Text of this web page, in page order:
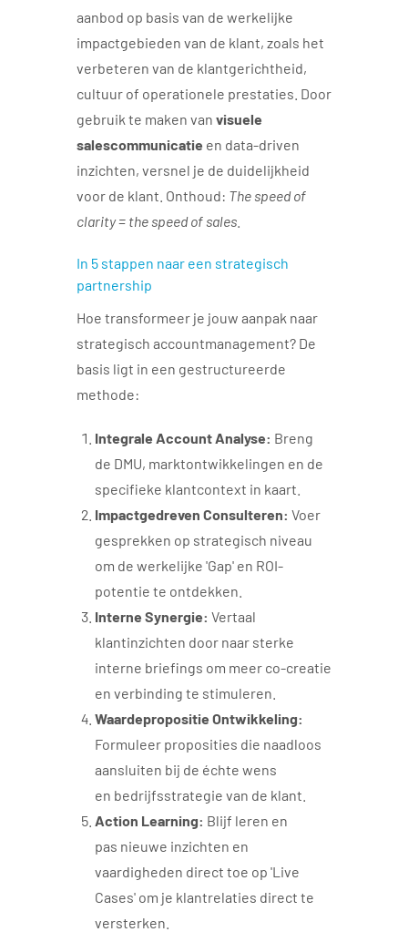
aanbod op basis van de werkelijke
impactgebieden van de klant, zoals het
verbeteren van de klantgerichtheid,
cultuur of operationele prestaties. Door
gebruik te maken van visuele
salescommunicatie en data-driven
inzichten, versnel je de duidelijkheid
voor de klant. Onthoud: The speed of
clarity = the speed of sales
In 5 stappen naar een strategisch
partnership
Hoe transformeer je jouw aanpak naar
strategisch accountmanagement? De
basis ligt in een gestructureerde
methode:
Integrale Account Analyse: Breng
de DMU, marktontwikkelingen en de
specifieke klantcontext in kaart.
Impactgedreven Consulteren: Voer
gesprekken op strategisch niveau
om de werkelijke 'Gap' en ROI-
potentie te ontdekken.
Interne Synergie: Vertaal
klantinzichten door naar sterke
interne briefings om meer co-creatie
en verbinding te stimuleren.
Waardepropositie Ontwikkeling:
Formuleer proposities die naadloos
aansluiten bij de échte wens
en bedrijfsstrategie van de klant.
Action Learning: Blijf leren en
pas nieuwe inzichten en
vaardigheden direct toe op 'Live
Cases' om je klantrelaties direct te
versterken.